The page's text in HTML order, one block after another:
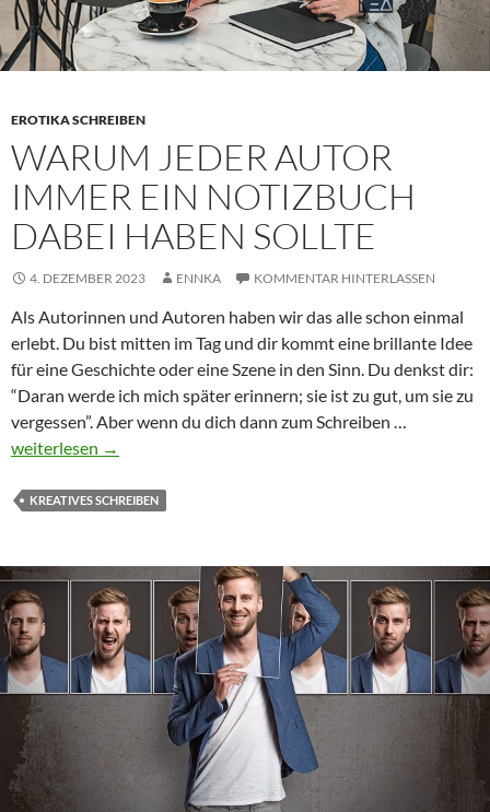
EROTIKA SCHREIBEN
WARUM JEDER AUTOR
IMMER EIN NOTIZBUCH
DABEI HABEN SOLLTE
4. DEZEMBER 2023 ENNKA KOMMENTAR HINTERLASSEN
Als Autorinnen und Autoren haben wir das alle schon einmal
erlebt. Du bist mitten im Tag und dir kommt eine brillante Idee
für eine Geschichte oder eine Szene in den Sinn. Du denkst dir:
“Daran werde ich mich später erinnern; sie ist zu gut, um sie zu
vergessen”. Aber wenn du dich dann zum Schreiben …
dabei
haben
sollte
weiterlesen →
KREATIVES SCHREIBEN